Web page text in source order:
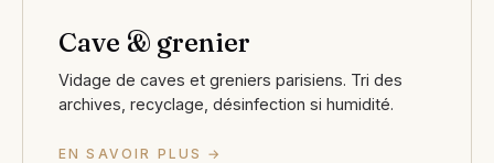
Cave & grenier
Vidage de caves et greniers parisiens. Tri des
archives, recyclage, désinfection si humidité.
EN SAVOIR PLUS →